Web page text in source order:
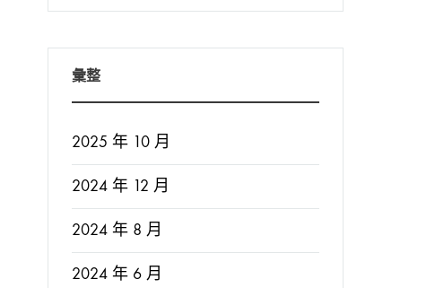
彙整
2025 年 10 月
2024 年 12 月
2024 年 8 月
2024 年 6 月